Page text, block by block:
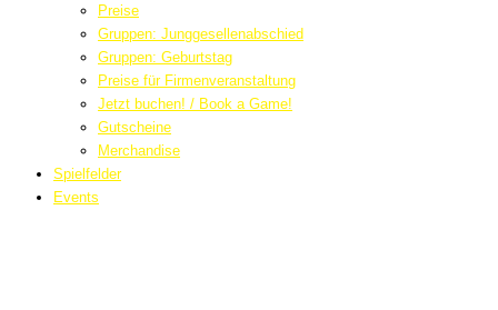
Preise
Gruppen: Junggesellenabschied
Gruppen: Geburtstag
Preise für Firmenveranstaltung
Jetzt buchen! / Book a Game!
Gutscheine
Merchandise
Spielfelder
Events